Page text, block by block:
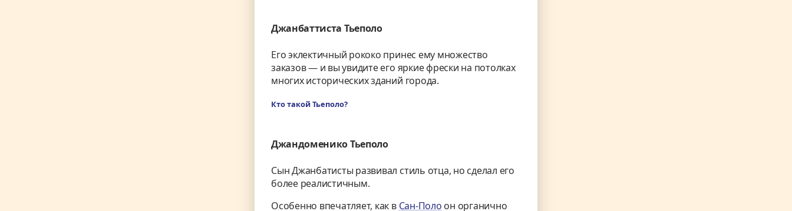
Джанбаттиста Тьеполо
Его эклектичный рококо принес ему множество
заказов — и вы увидите его яркие фрески на потолках
многих исторических зданий города.
Кто такой Тьеполо?
Джандоменико Тьеполо
Сын Джанбатисты развивал стиль отца, но сделал его
более реалистичным.
Особенно впечатляет, как в Сан-Поло он органично